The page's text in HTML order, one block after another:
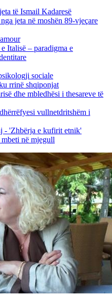
të Ismail Kadaresë
jeta në moshën 89-vjeçare
Italisë – paradigma e
sociale
rrinë shqiponjat
dhe mbledhësi i thesareve të
vullnetdritshëm i
- 'Zhbërja e kufirit etnik'
në mjegull